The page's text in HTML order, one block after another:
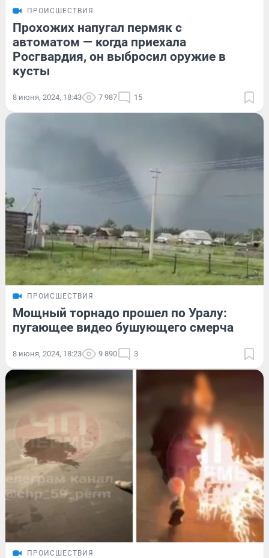
ПРОИСШЕСТВИЯ
Прохожих напугал пермяк с
автоматом — когда приехала
Росгвардия, он выбросил оружие в
кусты
8 июня, 2024, 18:43 7 987 15
ПРОИСШЕСТВИЯ
Мощный торнадо прошел по Уралу:
пугающее видео бушующего смерча
8 июня, 2024, 18:23 9 890 3
ПРОИСШЕСТВИЯ